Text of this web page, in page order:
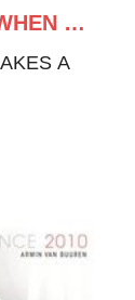
聖徒當機樂團 WHEN SAINTS GO MACHINE
A